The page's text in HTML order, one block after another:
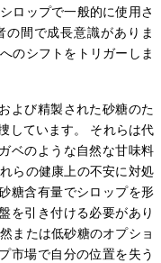
ロップで一般的に使用さ
間で成長意識がありま
のシフトをトリガーしま
よび精製された砂糖のた
しています。 それらは代
ベのような自然な甘味料
らの健康上の不安に対処
糖含有量でシロップを形
を引き付ける必要があり
または低砂糖のオプショ
市場で自分の位置を失う